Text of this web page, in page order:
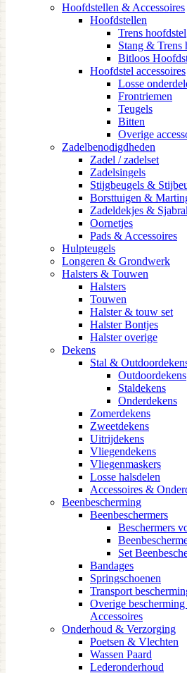
Hoofdstellen & Accessoires
Hoofdstellen
Trens hoofdstel
Stang & Trens
Bitloos
Hoofdstel accessoires
Losse
Frontriemen
Teugels
Bitten
Overige
Zadelbenodigdheden
Zadel / zadelset
Zadelsingels
Stijgbeugels &
Borsttuigen &
Zadeldekjes &
Oornetjes
Pads & Accessoires
Hulpteugels
Longeren & Grondwerk
Halsters & Touwen
Halsters
Touwen
Halster & touw set
Halster Bontjes
Halster overige
Dekens
Stal &
Outdoordekens
Staldekens
Onderdekens
Zomerdekens
Zweetdekens
Uitrijdekens
Vliegendekens
Vliegenmaskers
Losse halsdelen
Accessoires &
Beenbescherming
Beenbeschermers
Beschermers
Set
Bandages
Springschoenen
Transport
Overige
Accessoires
Onderhoud & Verzorging
Poetsen & Vlechten
Wassen Paard
Lederonderhoud